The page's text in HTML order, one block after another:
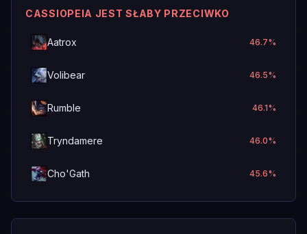
CASSIOPEIA JEST SŁABY PRZECIWKO
Aatrox 46.7%
Volibear 46.5%
Rumble 46.1%
Tryndamere 46.0%
Cho'Gath 45.6%